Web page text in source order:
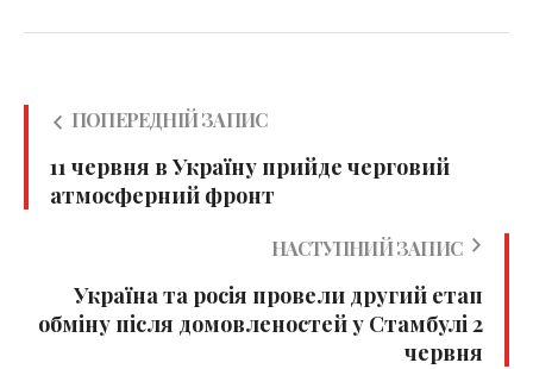
ПОПЕРЕДНІЙ ЗАПИС
11 червня в Україну прийде черговий
атмосферний фронт
НАСТУПНИЙ ЗАПИС
Україна та росія провели другий етап
обміну після домовленостей у Стамбулі 2
червня